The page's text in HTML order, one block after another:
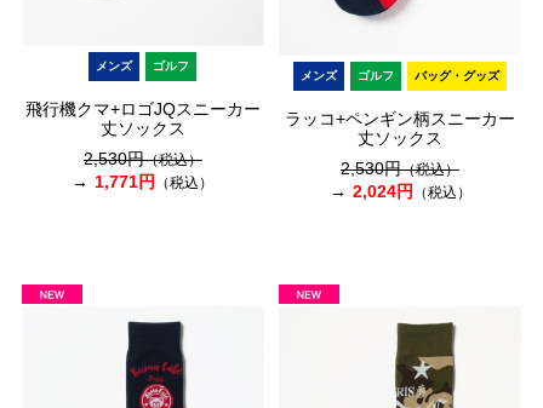
メンズ ゴルフ
飛行機クマ+ロゴJQスニーカー
丈ソックス
2,530円（税込）
1,771円 （税込）
メンズ ゴルフ バッグ・グッズ
ラッコ+ペンギン柄スニーカー
丈ソックス
2,530円（税込）
2,024円 （税込）